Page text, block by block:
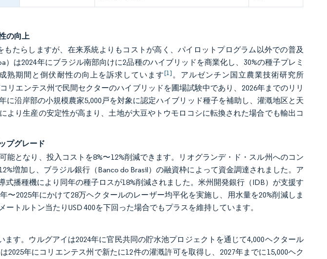
の向上
もたらしますが、在来系統よりもコストが高く、パイロットプログラム以外での普及
）は2024年にブラジル南部向けに2品種のハイブリッドを商業化し、30%の種子プレミ
熟期間と倒伏耐性の向上を訴求しています[1]。アルゼンチン国立農業技術研究所
リエンテス州で民間セクターのハイブリッドを圃場試験中であり、2026年までのリリ
に沿岸部の小規模農家5,000戸を対象に認定ハイブリッド種子を補助し、灌漑地区と天
より生産の安定性が高まり、土地が大豆やトウモロコシに転換された場合でも輸出コ
プグレード
能となり、投入コストを8%〜12%削減できます。リオグランデ・ド・スル州へのコン
増加し、ブラジル銀行（Banco do Brasil）の融資枠によって資金調達されました。ア
式播種機により同年の種子ロスが18%削減されました。米州開発銀行（IDB）が支援す
〜2025年にかけて28万ヘクタールのレーザー均平化を実施し、用水量を20%削減しま
トルトン当たりUSD 400を下回った場合でもプラスを維持しています。
ます。ウルグアイは2024年に官民共同の貯水池プロジェクトを通じて4,000ヘクタール
2025年にコリエンテス州で新たに12件の灌漑許可を取得し、2027年までに15,000ヘク